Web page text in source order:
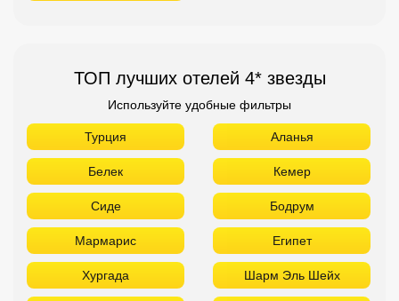
ТОП лучших отелей 4* звезды
Используйте удобные фильтры
Турция Аланья
Белек Кемер
Сиде Бодрум
Мармарис Египет
Хургада Шарм Эль Шейх